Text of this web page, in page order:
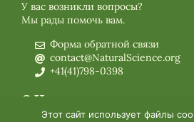
У вас возникли вопросы?
Мы рады помочь вам.
Форма обратной связи
contact@NaturalScience.org
+41(41)798-0398
О Нас
Этот сайт использует файлы